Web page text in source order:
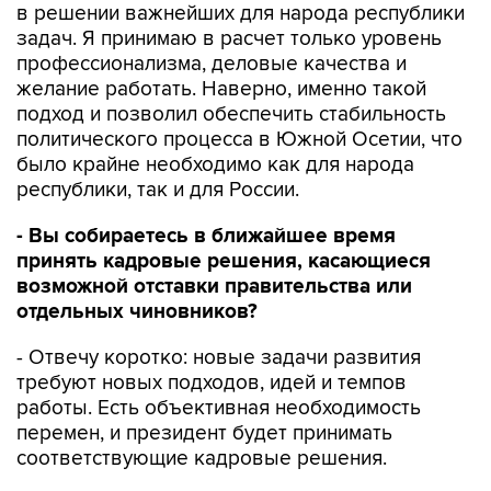
в решении важнейших для народа республики
задач. Я принимаю в расчет только уровень
профессионализма, деловые качества и
желание работать. Наверно, именно такой
подход и позволил обеспечить стабильность
политического процесса в Южной Осетии, что
было крайне необходимо как для народа
республики, так и для России.
- Вы собираетесь в ближайшее время
принять кадровые решения, касающиеся
возможной отставки правительства или
отдельных чиновников?
- Отвечу коротко: новые задачи развития
требуют новых подходов, идей и темпов
работы. Есть объективная необходимость
перемен, и президент будет принимать
соответствующие кадровые решения.